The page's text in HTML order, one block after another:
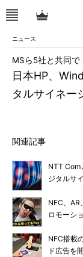
ニュース
日本HP、
タルサイネー
MSら5社と共同で
関連記事
NTT Com
ジタルサ
NFC、AR
ロモーシ
NFC搭載
ド広告を